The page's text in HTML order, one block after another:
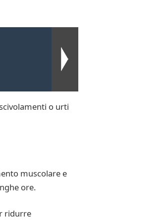
o urti
muscolare e
ore.
ridurre